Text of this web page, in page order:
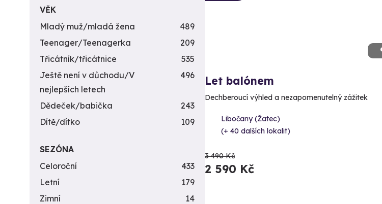
Let balónem
Dechberoucí výhled a nezapomenutelný zážitek
Libočany (Žatec)
(+ 40 dalších lokalit)
3 490 Kč
2 590 Kč
VĚK
Mladý muž/mladá žena
489
Teenager/Teenagerka
209
Třicátník/třicátnice
535
Ještě není v důchodu/V
nejlepších letech
496
Dědeček/babička
243
Dítě/dítko
109
SEZÓNA
Celoroční
433
Letní
179
Zimní
14